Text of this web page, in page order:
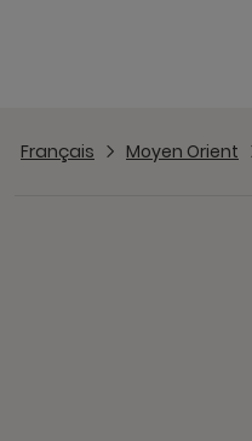
Français Moyen Orient